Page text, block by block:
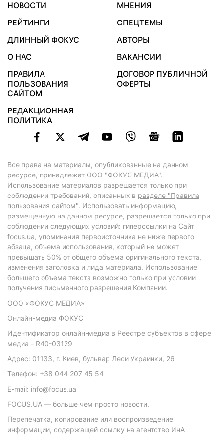
НОВОСТИ
МНЕНИЯ
РЕЙТИНГИ
СПЕЦТЕМЫ
ДЛИННЫЙ ФОКУС
АВТОРЫ
О НАС
ВАКАНСИИ
ПРАВИЛА
ПОЛЬЗОВАНИЯ
САЙТОМ
ДОГОВОР ПУБЛИЧНОЙ
ОФЕРТЫ
РЕДАКЦИОННАЯ
ПОЛИТИКА
Все права на материалы, опубликованные на данном
ресурсе, принадлежат ООО "ФОКУС МЕДИА".
Использование материалов разрешается только при
соблюдении требований, описанных в разделе "Правила
пользования сайтом". Использовать информацию,
размещенную на данном ресурсе, разрешается только при
соблюдении следующих условий: гиперссылки на Сайт
focus.ua, упоминания первоисточника не ниже первого
абзаца, объема использования, который не может
превышать 50% от общего объема оригинального текста,
изменения заголовка и лида материала. Использование
большего объема текста возможно только при условии
получения письменного разрешения Компании.
ООО «ФОКУС МЕДИА»
Онлайн-медиа ФОКУС
Идентификатор онлайн-медиа в Реестре субъектов в сфере
медиа - R40-03129
Адрес: 01133, г. Киев, бульвар Леси Украинки, 26
Телефон: +38 044 207 45 54
E-mail: info@focus.ua
FOCUS.UA — больше чем просто новости.
Перепечатка, копирование или воспроизведение
информации, содержащей ссылку на агентство ИнА